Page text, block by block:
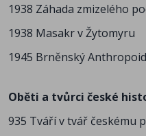
1938 Záhada zmizelého
1938 Masakr v Žytomyru
1945 Brněnský Anthropoid
Oběti a tvůrci české
935 Tváří v tvář českému